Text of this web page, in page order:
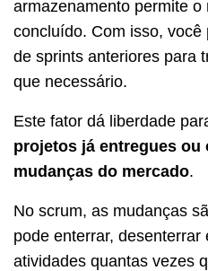
armazenamento permite
concluído. Com isso,
de sprints anteriores para
que necessário.
Este fator dá liberdade
projetos já entregues ou
mudanças do mercado.
No scrum, as mudanças
pode enterrar, desenterrar
atividades quantas vezes